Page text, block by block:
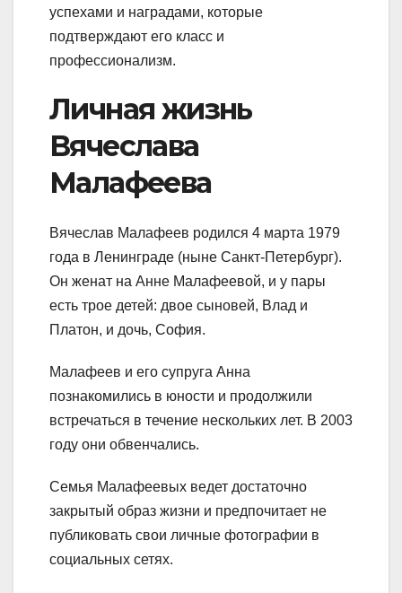
успехами и наградами, которые
подтверждают его класс и
профессионализм.
Личная жизнь
Вячеслава
Малафеева
Вячеслав Малафеев родился 4 марта 1979
года в Ленинграде (ныне Санкт-Петербург).
Он женат на Анне Малафеевой, и у пары
есть трое детей: двое сыновей, Влад и
Платон, и дочь, София.
Малафеев и его супруга Анна
познакомились в юности и продолжили
встречаться в течение нескольких лет. В 2003
году они обвенчались.
Семья Малафеевых ведет достаточно
закрытый образ жизни и предпочитает не
публиковать свои личные фотографии в
социальных сетях.